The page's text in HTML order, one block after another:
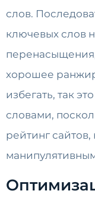
слов.
ключевых слов
хорошее
избегать, так
словами,
рейтинг